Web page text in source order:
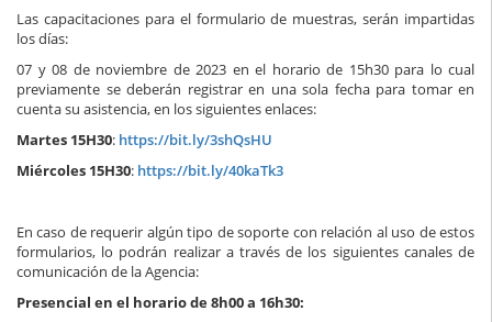
Las capacitaciones para el formulario de muestras, serán impartidas
los días:
07 y 08 de noviembre de 2023 en el horario de 15h30 para lo cual
previamente se deberán registrar en una sola fecha para tomar en
cuenta su asistencia, en los siguientes enlaces:
Martes 15H30: https://bit.ly/3shQsHU
Miércoles 15H30: https://bit.ly/40kaTk3
En caso de requerir algún tipo de soporte con relación al uso de estos
formularios, lo podrán realizar a través de los siguientes canales de
comunicación de la Agencia:
Presencial en el horario de 8h00 a 16h30: